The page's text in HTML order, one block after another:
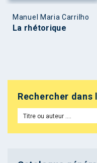
Manuel Maria Carrilho
La rhétorique
Rechercher dans